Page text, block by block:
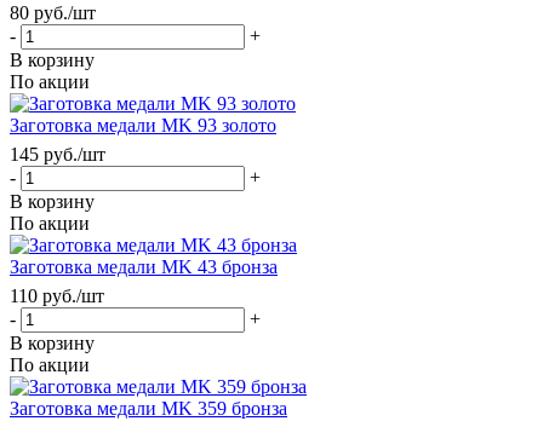
80 руб./шт
-
+
В корзину
По акции
Заготовка медали MK 93 золото
145 руб./шт
-
+
В корзину
По акции
Заготовка медали MK 43 бронза
110 руб./шт
-
+
В корзину
По акции
Заготовка медали MK 359 бронза